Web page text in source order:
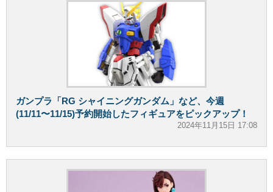
ガンプラ「RG シャイニングガンダム」など、今週
(11/11〜11/15)予約開始したフィギュアをピックアップ！
2024年11月15日 17:08